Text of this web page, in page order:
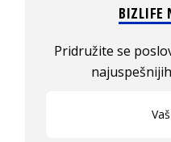
BIZLIFE
Pridružite se